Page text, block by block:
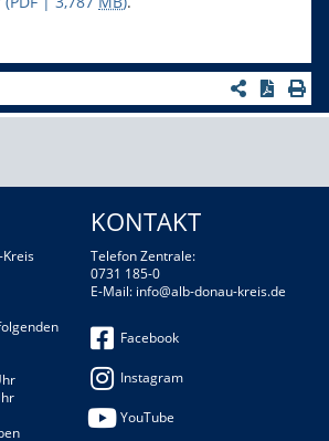
KONTAKT
Telefon Zentrale:
0731 185-0
E-Mail: info@alb-donau-kreis.de
Facebook
Instagram
YouTube